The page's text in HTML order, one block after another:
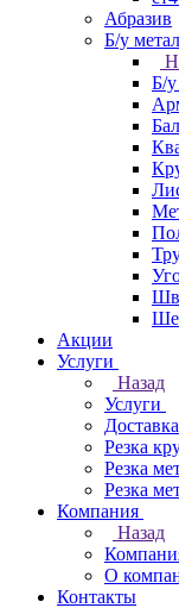
Абразив
Б/у
Б/у
Акции
Услуги
Назад
Услуги
Доставка
Резка
Резка
Резка
Компания
Назад
О
Контакты